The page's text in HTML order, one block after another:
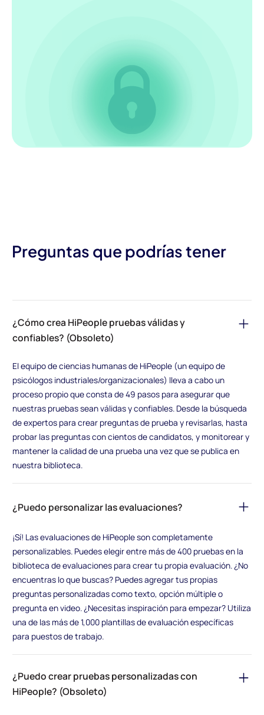
Preguntas que podrías tener
¿Cómo crea HiPeople pruebas válidas y
confiables? (Obsoleto)
El equipo de ciencias humanas de HiPeople (un equipo de
psicólogos industriales/organizacionales) lleva a cabo un
proceso propio que consta de 49 pasos para asegurar que
nuestras pruebas sean válidas y confiables. Desde la búsqueda
de expertos para crear preguntas de prueba y revisarlas, hasta
probar las preguntas con cientos de candidatos, y monitorear y
mantener la calidad de una prueba una vez que se publica en
nuestra biblioteca.
¿Puedo personalizar las evaluaciones?
¡Sí! Las evaluaciones de HiPeople son completamente
personalizables. Puedes elegir entre más de 400 pruebas en la
biblioteca de evaluaciones para crear tu propia evaluación. ¿No
encuentras lo que buscas? Puedes agregar tus propias
preguntas personalizadas como texto, opción múltiple o
pregunta en video. ¿Necesitas inspiración para empezar? Utiliza
una de las más de 1,000 plantillas de evaluación específicas
para puestos de trabajo.
¿Puedo crear pruebas personalizadas con
HiPeople? (Obsoleto)